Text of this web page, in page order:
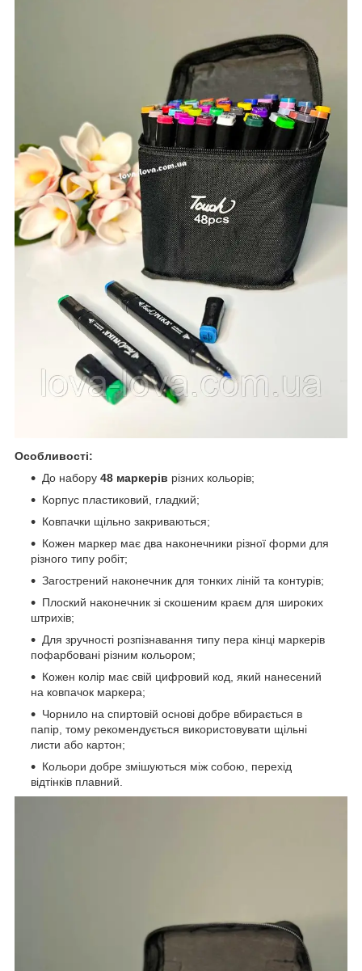
Особливості:
До набору 48 маркерів різних кольорів;
Корпус пластиковий, гладкий;
Ковпачки щільно закриваються;
Кожен маркер має два наконечники різної форми для
різного типу робіт;
Загострений наконечник для тонких ліній та контурів;
Плоский наконечник зі скошеним краєм для широких
штрихів;
Для зручності розпізнавання типу пера кінці маркерів
пофарбовані різним кольором;
Кожен колір має свій цифровий код, який нанесений
на ковпачок маркера;
Чорнило на спиртовій основі добре вбирається в
папір, тому рекомендується використовувати щільні
листи або картон;
Кольори добре змішуються між собою, перехід
відтінків плавний.